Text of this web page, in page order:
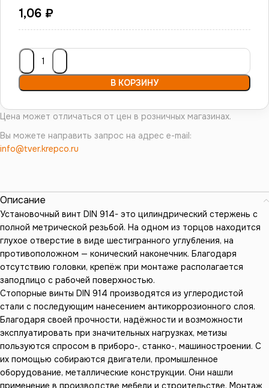
1,06 ₽
В КОРЗИНУ
Цена может отличаться от цен в розничных магазинах.
Вы можете направить запрос на адрес e-mail:
info@tver.krepco.ru
Описание
Установочный винт DIN 914- это цилиндрический стержень с
полной метрической резьбой. На одном из торцов находится
глухое отверстие в виде шестигранного углубления, на
противоположном — конический наконечник. Благодаря
отсутствию головки, крепёж при монтаже располагается
заподлицо с рабочей поверхностью.
Стопорные винты DIN 914 производятся из углеродистой
стали с последующим нанесением антикоррозионного слоя.
Благодаря своей прочности, надёжности и возможности
эксплуатировать при значительных нагрузках, метизы
пользуются спросом в приборо-, станко-, машиностроении. С
их помощью собираются двигатели, промышленное
оборудование, металлические конструкции. Они нашли
применение в производстве мебели и строительстве. Монтаж